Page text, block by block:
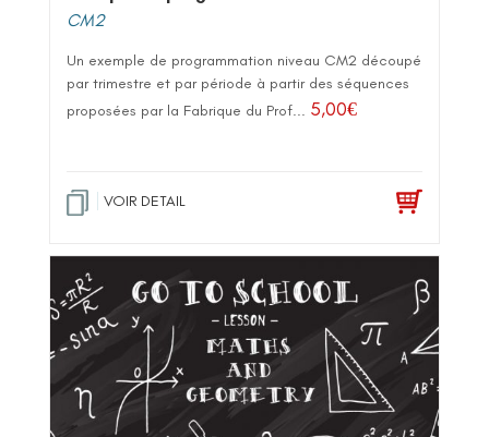
CM2
Un exemple de programmation niveau CM2 découpé
par trimestre et par période à partir des séquences
proposées par la Fabrique du Prof... 5,00€
VOIR DETAIL